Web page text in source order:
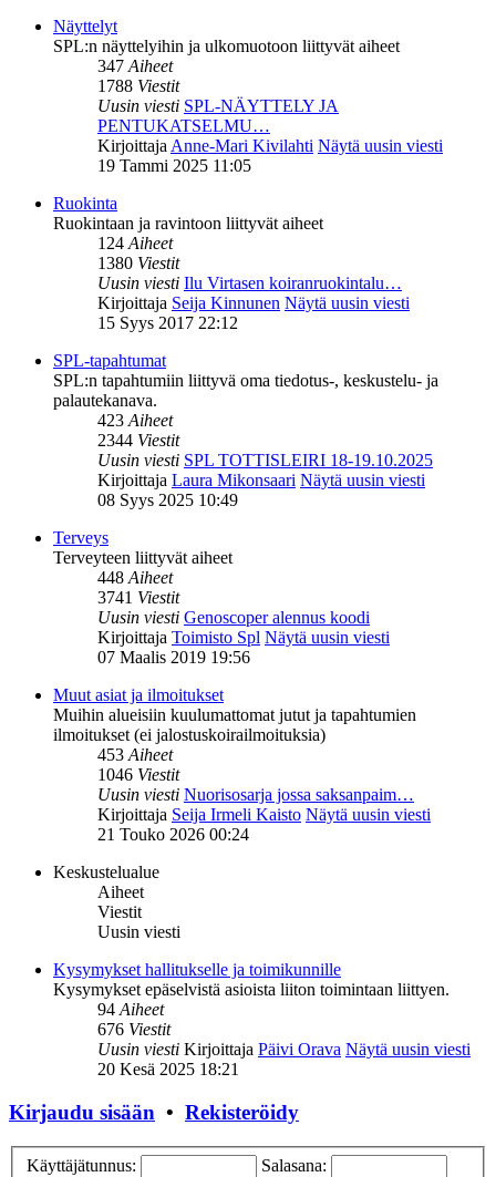
Näyttelyt
SPL:n näyttelyihin ja ulkomuotoon liittyvät aiheet
347Aiheet
1788 Viestit
Uusin viesti SPL-NÄYTTELY JA
PENTUKATSELMU…
KirjoittajaAnne-Mari Kivilahti Näytä uusin viesti
19 Tammi 2025 11:05
Ruokinta
Ruokintaan ja ravintoon liittyvät aiheet
124Aiheet
1380 Viestit
Uusin viesti Ilu Virtasen koiranruokintalu…
Kirjoittaja Seija Kinnunen Näytä uusin viesti
15 Syys 2017 22:12
SPL-tapahtumat
SPL:n tapahtumiin liittyvä oma tiedotus-, keskustelu- ja
palautekanava.
423Aiheet
2344 Viestit
Uusin viesti SPL TOTTISLEIRI 18-19.10.2025
Kirjoittaja Laura Mikonsaari Näytä uusin viesti
08 Syys 2025 10:49
Terveys
Terveyteen liittyvät aiheet
448Aiheet
3741 Viestit
Uusin viesti Genoscoper alennus koodi
Kirjoittaja Toimisto Spl Näytä uusin viesti
07 Maalis 2019 19:56
Muut asiat ja ilmoitukset
Muihin alueisiin kuulumattomat jutut ja tapahtumien
ilmoitukset (ei jalostuskoirailmoituksia)
453Aiheet
1046 Viestit
Uusin viesti Nuorisosarja jossa saksanpaim…
Kirjoittaja Seija Irmeli Kaisto Näytä uusin viesti
21 Touko 2026 00:24
Keskustelualue
Aiheet
Viestit
Uusin viesti
Kysymykset hallitukselle ja toimikunnille
Kysymykset epäselvistä asioista liiton toimintaan liittyen.
94Aiheet
676 Viestit
Uusin viesti Kirjoittaja Päivi Orava Näytä uusin viesti
20 Kesä 2025 18:21
Kirjaudu sisään • Rekisteröidy
Käyttäjätunnus: Salasana: